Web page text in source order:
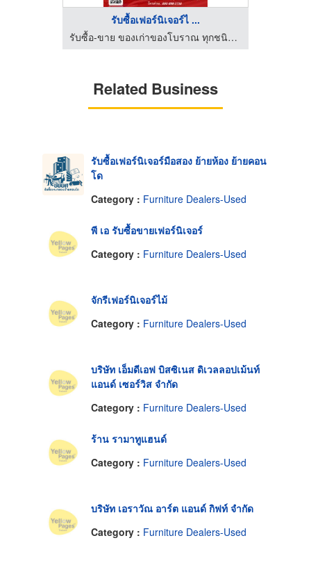
รับซื้อเฟอร์นิเจอร์ไ ...
รับซื้อ-ขาย ของเก่าของโบราณ ทุกชนิด ดาราฎา
Related Business
รับซื้อเฟอร์นิเจอร์มือสอง ย้ายห้อง ย้ายคอน
โด
Category : Furniture Dealers-Used
พี เอ รับซื้อขายเฟอร์นิเจอร์
Category : Furniture Dealers-Used
จักรีเฟอร์นิเจอร์ไม้
Category : Furniture Dealers-Used
บริษัท เอ็มดีเอฟ บิสซิเนส ดิเวลลอปเม้นท์
แอนด์ เซอร์วิส จำกัด
Category : Furniture Dealers-Used
ร้าน รามาทูแฮนด์
Category : Furniture Dealers-Used
บริษัท เอราวัณ อาร์ต แอนด์ กิฟท์ จำกัด
Category : Furniture Dealers-Used